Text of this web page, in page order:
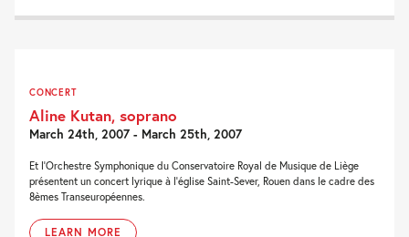
CONCERT
Aline Kutan, soprano
March 24th, 2007 - March 25th, 2007
Et l'Orchestre Symphonique du Conservatoire Royal de Musique de Liège
présentent un concert lyrique à l'église Saint-Sever, Rouen dans le cadre des
8èmes Transeuropéennes.
LEARN MORE